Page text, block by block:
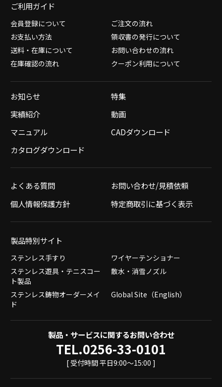
ご利用ガイド
会員登録について
ご注文の流れ
お支払い方法
領収書の発行について
送料・在庫について
お問い合わせの流れ
在庫確認の流れ
クーポン利用について
お知らせ
特集
実績紹介
動画
マニュアル
CADダウンロード
カタログダウンロード
よくある質問
お問い合わせ/見積依頼
個人情報保護方針
特定商取引に基づく表示
製品特別サイト
ステンレス手すり
ワイヤーテンショナー
ステンレス遊具・テニスコー
ト製品
散水・消雪ノズル
ステンレス鋳物オーダーメイ
ド
Global Site（English）
製品・サービスに関するお問い合わせ
TEL.0256-33-0101
[ 受付時間 平日9:00～15:00 ]